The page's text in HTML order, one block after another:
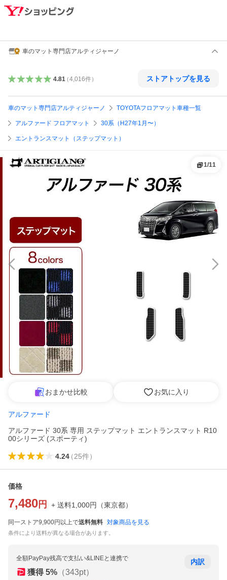
車のマット専門店アルティジャーノ
4.81（4,016件） ストアトップを見る
車のマット専門店アルティジャーノ TOYOTAフロアマット車種一覧
アルファード フロアマット 30系（H27年1月〜）
エントランスマット（ステップマット）
1/11
おまかせ比較 お気に入り
アルファード
アルファード 30系 専用 ステップマット エントランスマット R10
00シリーズ (スポーティ)
4.24（25件）
価格
7,480 円 + 送料1,000円 （東京都）
同一ストア9,900円以上で送料無料 対象商品を見る
条件により送料が異なる場合があります。
全額PayPay残高で支払い&LINEと連携で
獲得 5% （343pt）
内訳